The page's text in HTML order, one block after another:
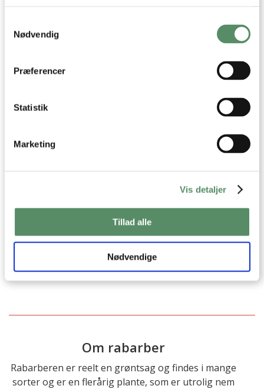
Indsamle præcise oplysninger om din placering,
der kan være nøjagtig inden for få meter
Identificere din enhed baseret på en scanning af
Nødvendig
Præferencer
Statistik
Marketing
Vis detaljer
Tillad alle
Nødvendige
COCKTAIL MED BASILIKUM
RABARBER MOJITO
Om rabarber
Rabarberen er reelt en grøntsag og findes i mange
sorter og er en flerårig plante, som er utrolig nem